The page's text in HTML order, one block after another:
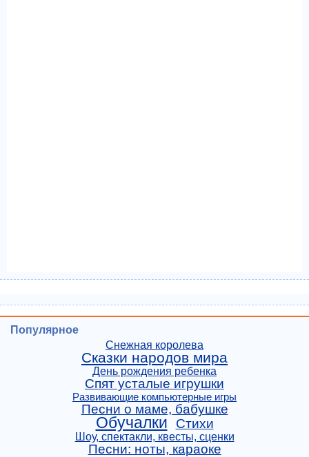
Популярное
Снежная королева
Сказки народов мира
День рождения ребенка
Спят усталые игрушки
Развивающие компьютерные игры
Песни о маме, бабушке
Обучалки Стихи
Шоу, спектакли, квесты, сценки
Песни: ноты, караоке